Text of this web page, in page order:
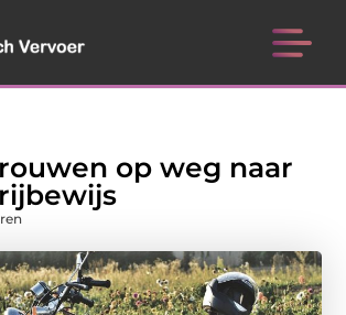
op weg naar